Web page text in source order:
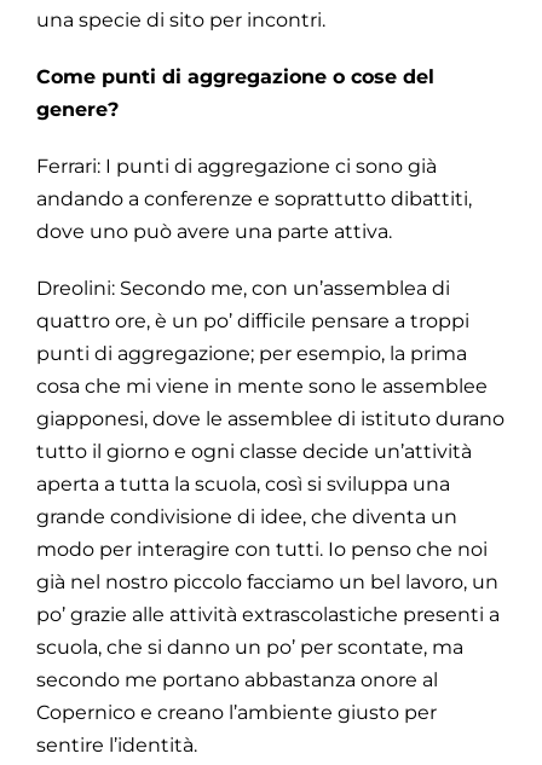
una specie di sito per incontri.
Come punti di aggregazione o cose del
genere?
Ferrari: I punti di aggregazione ci sono già
andando a conferenze e soprattutto dibattiti,
dove uno può avere una parte attiva.
Dreolini: Secondo me, con un’assemblea di
quattro ore, è un po’ difficile pensare a troppi
punti di aggregazione; per esempio, la prima
cosa che mi viene in mente sono le assemblee
giapponesi, dove le assemblee di istituto durano
tutto il giorno e ogni classe decide un’attività
aperta a tutta la scuola, così si sviluppa una
grande condivisione di idee, che diventa un
modo per interagire con tutti. Io penso che noi
già nel nostro piccolo facciamo un bel lavoro, un
po’ grazie alle attività extrascolastiche presenti a
scuola, che si danno un po’ per scontate, ma
secondo me portano abbastanza onore al
Copernico e creano l’ambiente giusto per
sentire l’identità.